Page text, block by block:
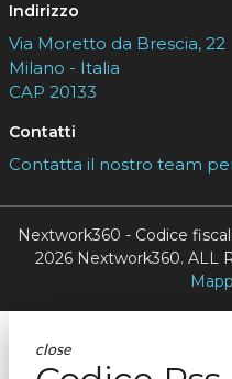
Indirizzo
Via Moretto da Brescia, 22
Milano - Italia
CAP 20133
Contatti
Contatta il nostro team
Nextwork360 - Codice
2026 Nextwork360. ALL
close